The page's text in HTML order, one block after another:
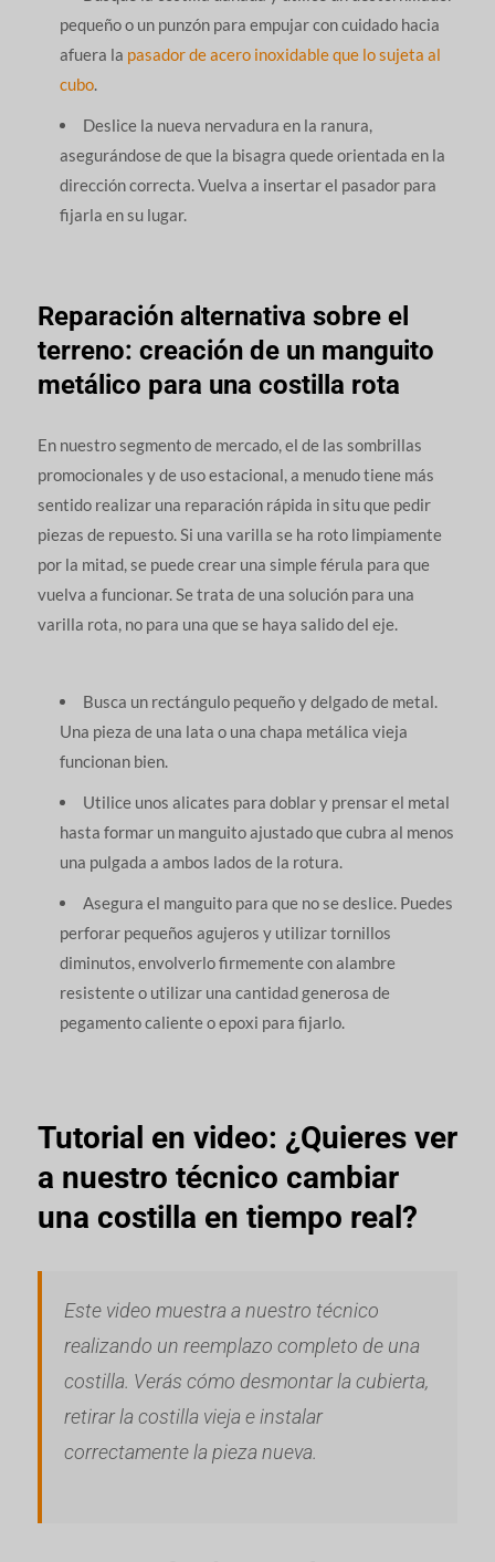
pequeño o un punzón para empujar con cuidado hacia
afuera la pasador de acero inoxidable que lo sujeta al
cubo.
Deslice la nueva nervadura en la ranura,
asegurándose de que la bisagra quede orientada en la
dirección correcta. Vuelva a insertar el pasador para
fijarla en su lugar.
Reparación alternativa sobre el
terreno: creación de un manguito
metálico para una costilla rota
En nuestro segmento de mercado, el de las sombrillas
promocionales y de uso estacional, a menudo tiene más
sentido realizar una reparación rápida in situ que pedir
piezas de repuesto. Si una varilla se ha roto limpiamente
por la mitad, se puede crear una simple férula para que
vuelva a funcionar. Se trata de una solución para una
varilla rota, no para una que se haya salido del eje.
Busca un rectángulo pequeño y delgado de metal.
Una pieza de una lata o una chapa metálica vieja
funcionan bien.
Utilice unos alicates para doblar y prensar el metal
hasta formar un manguito ajustado que cubra al menos
una pulgada a ambos lados de la rotura.
Asegura el manguito para que no se deslice. Puedes
perforar pequeños agujeros y utilizar tornillos
diminutos, envolverlo firmemente con alambre
resistente o utilizar una cantidad generosa de
pegamento caliente o epoxi para fijarlo.
Tutorial en video: ¿Quieres ver
a nuestro técnico cambiar
una costilla en tiempo real?
Este video muestra a nuestro técnico
realizando un reemplazo completo de una
costilla. Verás cómo desmontar la cubierta,
retirar la costilla vieja e instalar
correctamente la pieza nueva.